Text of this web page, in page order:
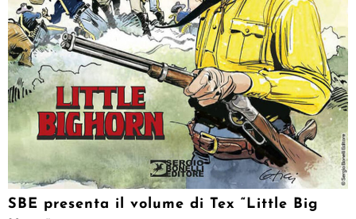
SBE presenta il volume di Tex “Little Big